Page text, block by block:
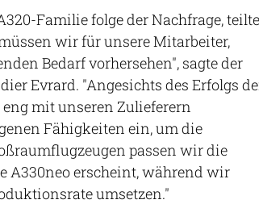
Familie folge der Nachfrage, teilte
wir für unsere Mitarbeiter,
Bedarf vorhersehen", sagte der
Evrard. "Angesichts des Erfolgs
mit unseren Zulieferern
Fähigkeiten ein, um die
passen wir die
A330neo erscheint, während wir
umsetzen."